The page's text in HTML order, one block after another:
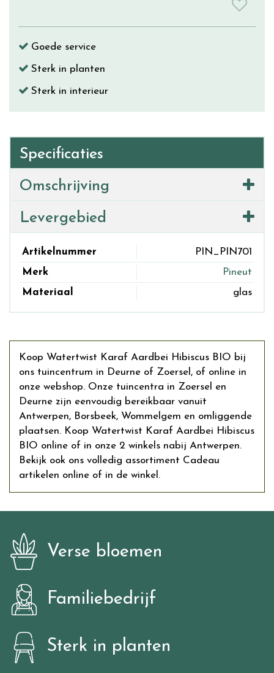
Goede service
Sterk in planten
Sterk in interieur
Specificaties
Omschrijving
Levergebied
Artikelnummer
PIN_PIN701
Merk
Pineut
Materiaal
glas
Koop Watertwist Karaf Aardbei Hibiscus BIO bij
ons tuincentrum in Deurne of Zoersel, of online in
onze webshop. Onze tuincentra in Zoersel en
Deurne zijn eenvoudig bereikbaar vanuit
Antwerpen, Borsbeek, Wommelgem en omliggende
plaatsen. Koop Watertwist Karaf Aardbei Hibiscus
BIO online of in onze 2 winkels nabij Antwerpen.
Bekijk ook ons volledig assortiment Cadeau
artikelen online of in de winkel.
Verse bloemen
Familiebedrijf
Sterk in planten